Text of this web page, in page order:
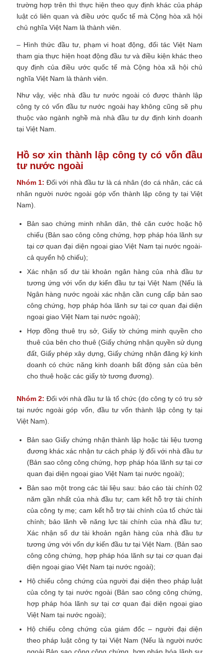
trường hợp trên thì thực hiện theo quy định khác của pháp
luật có liên quan và điều ước quốc tế mà Cộng hòa xã hội
chủ nghĩa Việt Nam là thành viên.
– Hình thức đầu tư, phạm vi hoạt động, đối tác Việt Nam
tham gia thực hiện hoạt động đầu tư và điều kiện khác theo
quy định của điều ước quốc tế mà Cộng hòa xã hội chủ
nghĩa Việt Nam là thành viên.
Như vậy, việc nhà đầu tư nước ngoài có được thành lập
công ty có vốn đầu tư nước ngoài hay không cũng sẽ phụ
thuộc vào ngành nghề mà nhà đầu tư dự định kinh doanh
tại Việt Nam.
Hồ sơ xin thành lập công ty có vốn đầu
tư nước ngoài
Nhóm 1: Đối với nhà đầu tư là cá nhân (do cá nhân, các cá
nhân người nước ngoài góp vốn thành lập công ty tại Việt
Nam).
Bản sao chứng minh nhân dân, thẻ căn cước hoặc hộ
chiếu (Bản sao công công chứng, hợp pháp hóa lãnh sự
tại cơ quan đại diện ngoại giao Việt Nam tại nước ngoài-
cả quyển hộ chiếu);
Xác nhận số dư tài khoản ngân hàng của nhà đầu tư
tương ứng với vốn dự kiến đầu tư tại Việt Nam (Nếu là
Ngân hàng nước ngoài xác nhận cần cung cấp bản sao
công chứng, hợp pháp hóa lãnh sự tại cơ quan đại diện
ngoại giao Việt Nam tại nước ngoài);
Hợp đồng thuê trụ sở, Giấy tờ chứng minh quyền cho
thuê của bên cho thuê (Giấy chứng nhận quyền sử dụng
đất, Giấy phép xây dựng, Giấy chứng nhận đăng ký kinh
doanh có chức năng kinh doanh bất động sản của bên
cho thuê hoặc các giấy tờ tương đương).
Nhóm 2: Đối với nhà đầu tư là tổ chức (do công ty có trụ sở
tại nước ngoài góp vốn, đầu tư vốn thành lập công ty tại
Việt Nam).
Bản sao Giấy chứng nhận thành lập hoặc tài liệu tương
đương khác xác nhận tư cách pháp lý đối với nhà đầu tư
(Bản sao công công chứng, hợp pháp hóa lãnh sự tại cơ
quan đại diện ngoại giao Việt Nam tại nước ngoài);
Bản sao một trong các tài liệu sau: báo cáo tài chính 02
năm gần nhất của nhà đầu tư; cam kết hỗ trợ tài chính
của công ty mẹ; cam kết hỗ trợ tài chính của tổ chức tài
chính; bảo lãnh về năng lực tài chính của nhà đầu tư;
Xác nhận số dư tài khoản ngân hàng của nhà đầu tư
tương ứng với vốn dự kiến đầu tư tại Việt Nam. (Bản sao
công công chứng, hợp pháp hóa lãnh sự tại cơ quan đại
diện ngoại giao Việt Nam tại nước ngoài);
Hộ chiếu công chứng của người đại diện theo pháp luật
của công ty tại nước ngoài (Bản sao công công chứng,
hợp pháp hóa lãnh sự tại cơ quan đại diện ngoại giao
Việt Nam tại nước ngoài);
Hộ chiếu công chứng của giám đốc – người đại diện
theo pháp luật công ty tại Việt Nam (Nếu là người nước